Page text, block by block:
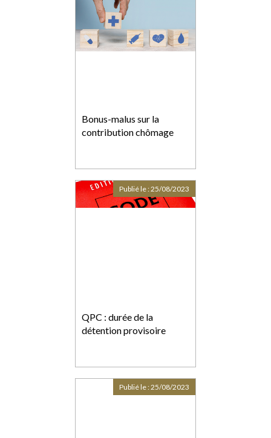
Bonus-malus sur la
contribution chômage
QPC : durée de la
détention provisoire
Publié le :25/08/2023
Publié le :25/08/2023